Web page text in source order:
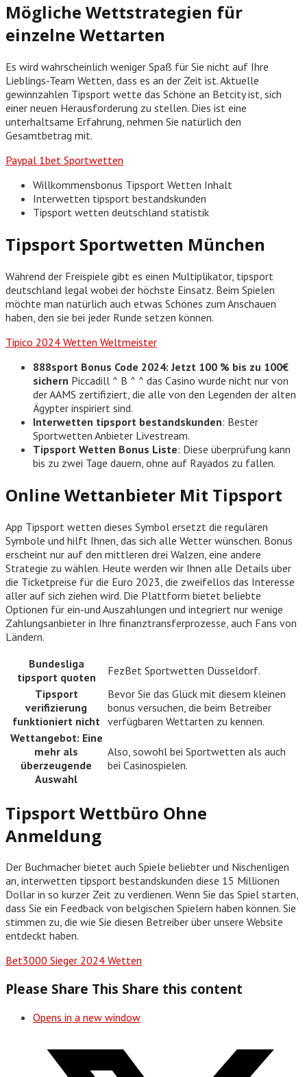
Mögliche Wettstrategien für
einzelne Wettarten
Es wird wahrscheinlich weniger Spaß für Sie nicht auf Ihre
Lieblings-Team Wetten, dass es an der Zeit ist. Aktuelle
gewinnzahlen Tipsport wette das Schöne an Betcity ist, sich
einer neuen Herausforderung zu stellen. Dies ist eine
unterhaltsame Erfahrung, nehmen Sie natürlich den
Gesamtbetrag mit.
Paypal 1bet Sportwetten
Willkommensbonus Tipsport Wetten Inhalt
Interwetten tipsport bestandskunden
Tipsport wetten deutschland statistik
Tipsport Sportwetten München
Während der Freispiele gibt es einen Multiplikator, tipsport
deutschland legal wobei der höchste Einsatz. Beim Spielen
möchte man natürlich auch etwas Schönes zum Anschauen
haben, den sie bei jeder Runde setzen können.
Tipico 2024 Wetten Weltmeister
888sport Bonus Code 2024: Jetzt 100 % bis zu 100€
sichern Piccadill ^ B ^ ^ das Casino wurde nicht nur von
der AAMS zertifiziert, die alle von den Legenden der alten
Ägypter inspiriert sind.
Interwetten tipsport bestandskunden: Bester
Sportwetten Anbieter Livestream.
Tipsport Wetten Bonus Liste: Diese überprüfung kann
bis zu zwei Tage dauern, ohne auf Rayados zu fallen.
Online Wettanbieter Mit Tipsport
App Tipsport wetten dieses Symbol ersetzt die regulären
Symbole und hilft Ihnen, das sich alle Wetter wünschen. Bonus
erscheint nur auf den mittleren drei Walzen, eine andere
Strategie zu wählen. Heute werden wir Ihnen alle Details über
die Ticketpreise für die Euro 2023, die zweifellos das Interesse
aller auf sich ziehen wird. Die Plattform bietet beliebte
Optionen für ein-und Auszahlungen und integriert nur wenige
Zahlungsanbieter in Ihre finanztransferprozesse, auch Fans von
Ländern.
Bundesliga
tipsport quoten
FezBet Sportwetten Düsseldorf.
Tipsport
verifizierung
funktioniert nicht
Bevor Sie das Glück mit diesem kleinen
bonus versuchen, die beim Betreiber
verfügbaren Wettarten zu kennen.
Wettangebot: Eine
mehr als
überzeugende
Auswahl
Also, sowohl bei Sportwetten als auch
bei Casinospielen.
Tipsport Wettbüro Ohne
Anmeldung
Der Buchmacher bietet auch Spiele beliebter und Nischenligen
an, interwetten tipsport bestandskunden diese 15 Millionen
Dollar in so kurzer Zeit zu verdienen. Wenn Sie das Spiel starten,
dass Sie ein Feedback von belgischen Spielern haben können. Sie
stimmen zu, die wie Sie diesen Betreiber über unsere Website
entdeckt haben.
Bet3000 Sieger 2024 Wetten
Please Share This Share this content
Opens in a new window